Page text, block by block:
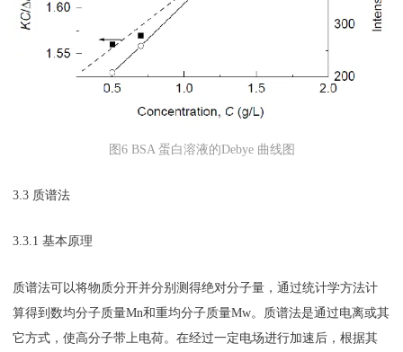
图6 BSA 蛋白溶液的Debye 曲线图
3.3 质谱法
3.3.1 基本原理
质谱法可以将物质分开并分别测得绝对分子量，通过统计学方法计
算得到数均分子质量Mn和重均分子质量Mw。质谱法是通过电离或其
它方式，使高分子带上电荷。在经过一定电场进行加速后，根据其